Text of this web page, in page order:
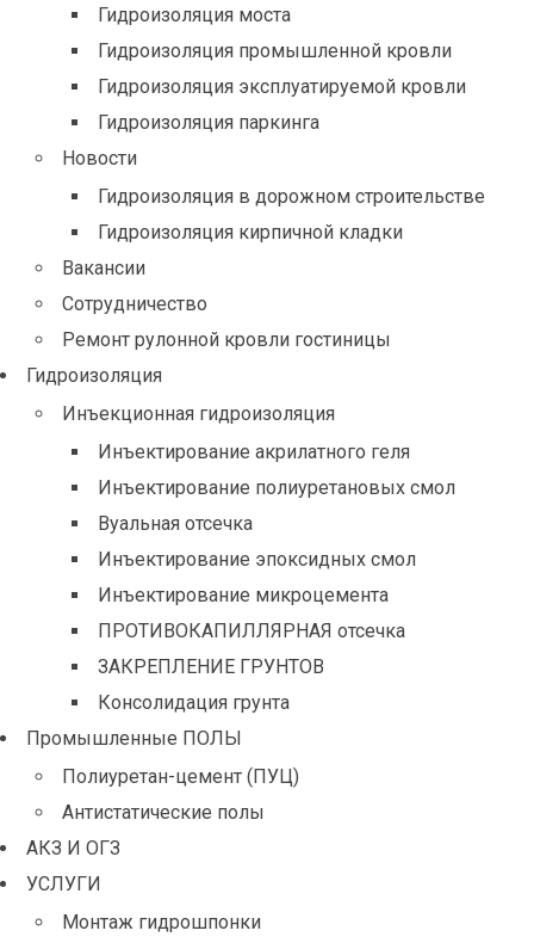
Гидроизоляция моста
Гидроизоляция промышленной кровли
Гидроизоляция эксплуатируемой кровли
Гидроизоляция паркинга
Новости
Гидроизоляция в дорожном строительстве
Гидроизоляция кирпичной кладки
Вакансии
Сотрудничество
Ремонт рулонной кровли гостиницы
Гидроизоляция
Инъекционная гидроизоляция
Инъектирование акрилатного геля
Инъектирование полиуретановых смол
Вуальная отсечка
Инъектирование эпоксидных смол
Инъектирование микроцемента
ПРОТИВОКАПИЛЛЯРНАЯ отсечка
ЗАКРЕПЛЕНИЕ ГРУНТОВ
Консолидация грунта
Промышленные ПОЛЫ
Полиуретан-цемент (ПУЦ)
Антистатические полы
АКЗ И ОГЗ
УСЛУГИ
Монтаж гидрошпонки